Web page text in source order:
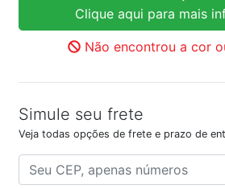
Clique aqui para mais
Não encontrou a cor
Simule seu frete
Veja todas opções de frete e prazo de